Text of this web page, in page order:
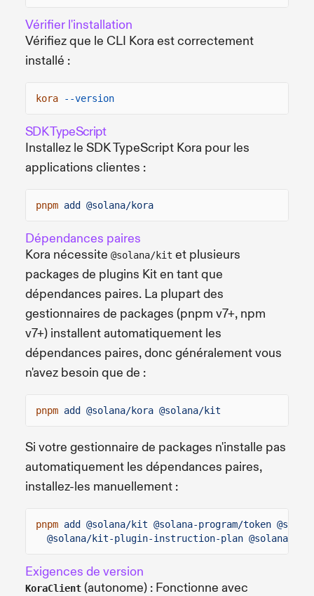
Vérifier l'installation
Vérifiez que le CLI Kora est correctement
installé :
kora --version
SDK TypeScript
Installez le SDK TypeScript Kora pour les
applications clientes :
pnpm add @solana/kora
Dépendances paires
Kora nécessite @solana/kit et plusieurs
packages de plugins Kit en tant que
dépendances paires. La plupart des
gestionnaires de packages (pnpm v7+, npm
v7+) installent automatiquement les
dépendances paires, donc généralement vous
n'avez besoin que de :
pnpm add @solana/kora @solana/kit
Si votre gestionnaire de packages n'installe pas
automatiquement les dépendances paires,
installez-les manuellement :
pnpm add @solana/kit @solana-program/token
@solana/kit-plugin-instruction-plan @solana/
Exigences de version
KoraClient (autonome) : Fonctionne avec